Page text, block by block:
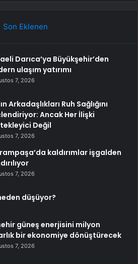
Son Eklenen
Darıca’ya Büyükşehir’den
ulaşım yatırımı
7, 2026
Arkadaşlıkları Ruh Sağlığını
Ancak Her İlişki
Değil
7, 2026
kaldırımlar işgalden
7, 2026
düşüyor?
güneş enerjisini milyon
bir ekonomiye dönüştürecek
7, 2026